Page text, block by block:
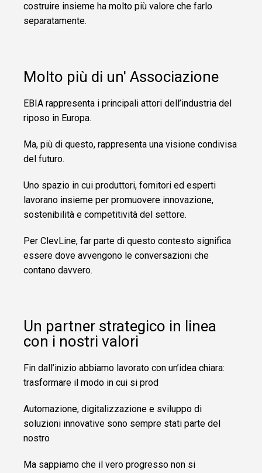
ITcostruire insieme ha molto più valore che farlo
separatamente.
Molto più di un' Associazione
EBIA rappresenta i principali attori dell’industria del
riposo in Europa.
Ma, più di questo, rappresenta una visione condivisa
del futuro.
Uno spazio in cui produttori, fornitori ed esperti
lavorano insieme per promuovere innovazione,
sostenibilità e competitività del settore.
Per ClevLine, far parte di questo contesto significa
essere dove avvengono le conversazioni che
contano davvero.
Un partner strategico in linea
con i nostri valori
Fin dall’inizio abbiamo lavorato con un’idea chiara:
trasformare il modo in cui si prod
Automazione, digitalizzazione e sviluppo di
soluzioni innovative sono sempre stati parte del
nostro
Ma sappiamo che il vero progresso non si